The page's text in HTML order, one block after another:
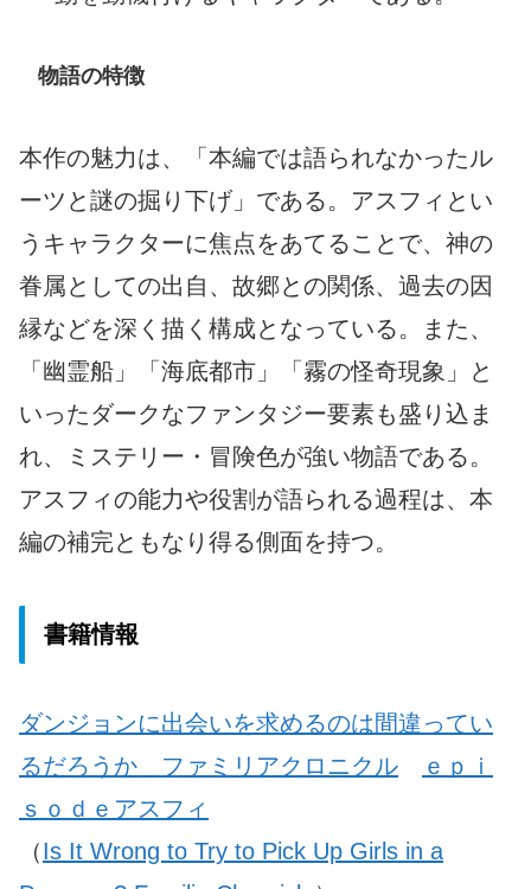
物語の特徴
本作の魅力は、「本編では語られなかったル
ーツと謎の掘り下げ」である。アスフィとい
うキャラクターに焦点をあてることで、神の
眷属としての出自、故郷との関係、過去の因
縁などを深く描く構成となっている。また、
「幽霊船」「海底都市」「霧の怪奇現象」と
いったダークなファンタジー要素も盛り込ま
れ、ミステリー・冒険色が強い物語である。
アスフィの能力や役割が語られる過程は、本
編の補完ともなり得る側面を持つ。
書籍情報
ダンジョンに出会いを求めるのは間違ってい
るだろうか ファミリアクロニクル
ｅｐｉ
ｓｏｄｅアスフィ
（Is It Wrong to Try to Pick Up Girls in a